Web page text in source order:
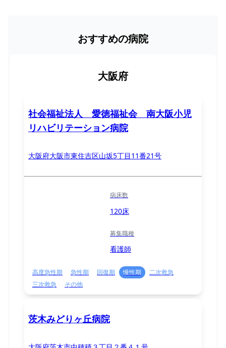
おすすめの病院
大阪府
社会福祉法人 愛徳福祉会 南大阪小児
リハビリテーション病院
大阪府大阪市東住吉区山坂5丁目11番21号
病床数
120床
募集職種
看護師
高度急性期 急性期 回復期 慢性期
二次救急
三次救急
その他
茨木みどりヶ丘病院